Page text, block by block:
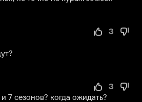
3
3
и 7 сезонов? когда ожидать?